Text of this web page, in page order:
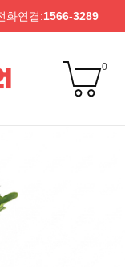
화연결:1566-3289
0